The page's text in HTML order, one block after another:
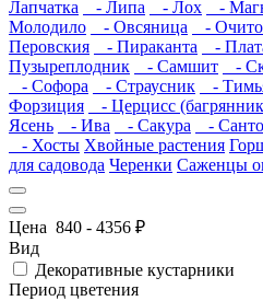
Лапчатка
- Липа - Лох -
Молодило
- Овсяница -
Перовския
- Пираканта -
Пузыреплодник
- Самшит -
- Софора
- Страусник -
Форзиция
- Церцисс
Ясень
- Ива - Сакура -
- Хосты Хвойные растения
для садовода Черенки Саженцы
Цена 840 - 4356 ₽
Вид
Декоративные кустарники
Период цветения